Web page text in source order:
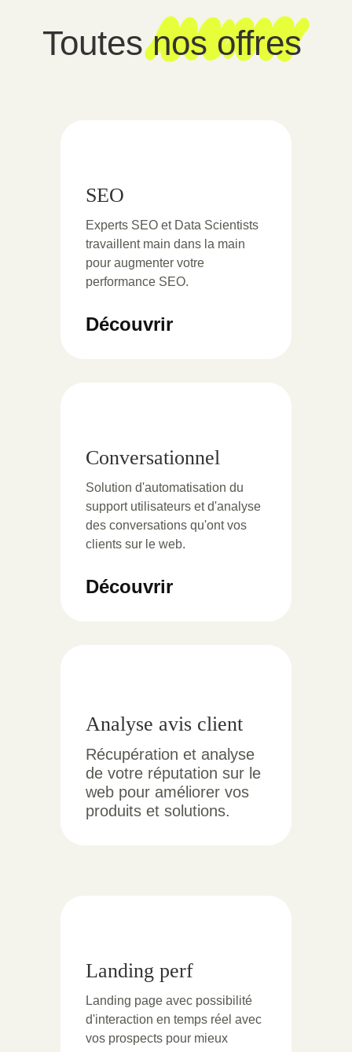
Toutesnos offres
SEO
Experts SEO et Data Scientists
travaillent main dans la main
pour augmenter votre
performance SEO.
Découvrir
Conversationnel
Solution d'automatisation du
support utilisateurs et d'analyse
des conversations qu'ont vos
clients sur le web.
Découvrir
Analyse avis client
Récupération et analyse
de votre réputation sur le
web pour améliorer vos
produits et solutions.
Landing perf
Landing page avec possibilité
d'interaction en temps réel avec
vos prospects pour mieux